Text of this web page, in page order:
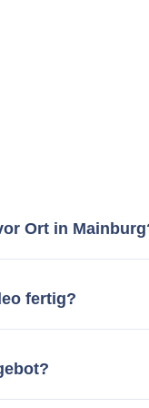
Ort in
bringe.
fertig?
fertige Video in